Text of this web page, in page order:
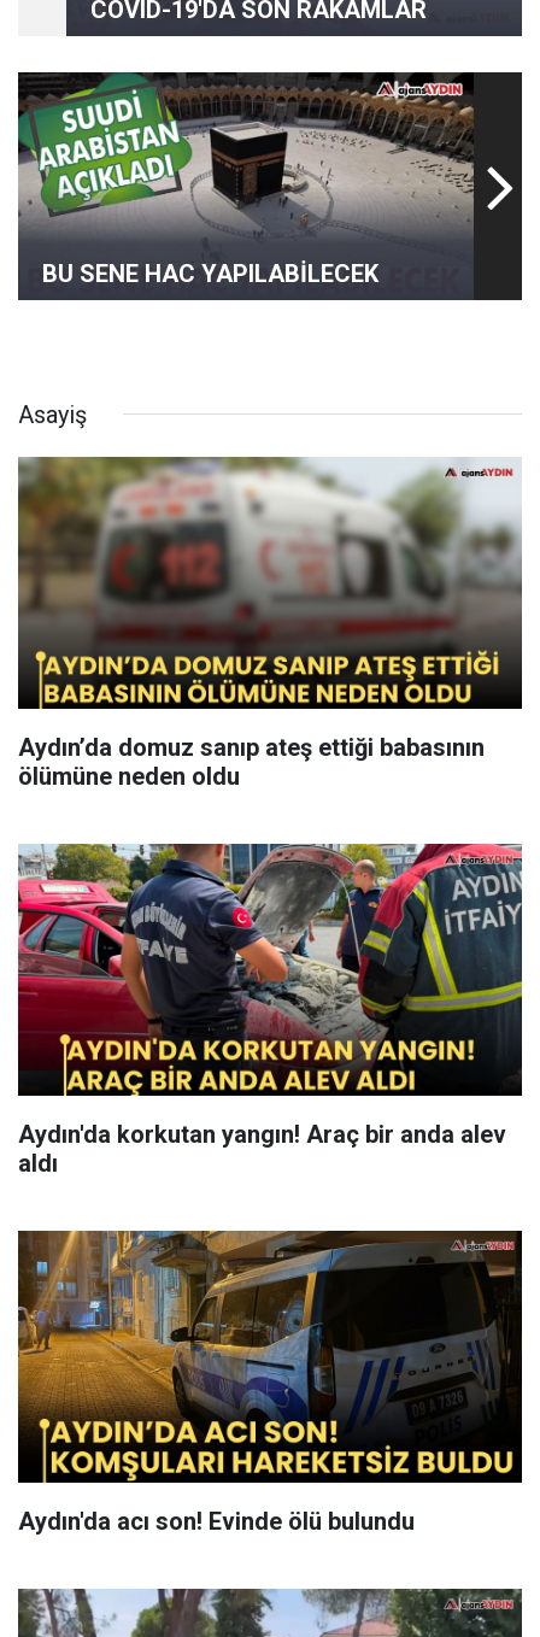
COVID-19'DA SON RAKAMLAR
BU SENE HAC YAPILABİLECEK
Asayiş
Aydın’da domuz sanıp ateş ettiği babasının
ölümüne neden oldu
Aydın'da korkutan yangın! Araç bir anda alev
aldı
Aydın'da acı son! Evinde ölü bulundu